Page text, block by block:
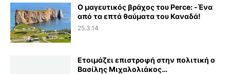
Ο μαγευτικός βράχος του Perce: -Ένα
από τα επτά θαύματα του Καναδά!
25.3.14
Ετοιμάζει επιστροφή στην πολιτική ο
Βασίλης Μιχαλολιάκος…